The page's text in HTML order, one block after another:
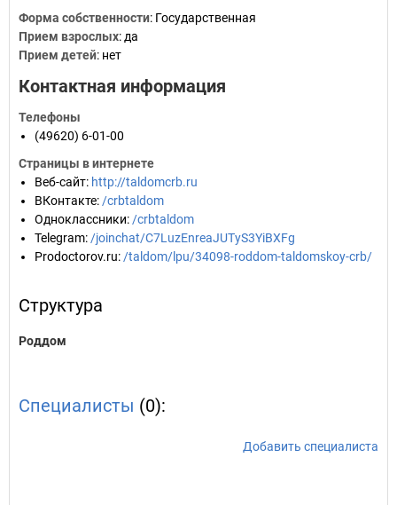
Форма собственности: Государственная
Прием взрослых: да
Прием детей: нет
Контактная информация
Телефоны
(49620) 6-01-00
Страницы в интернете
Веб-сайт: http://taldomcrb.ru
ВКонтакте: /crbtaldom
Одноклассники: /crbtaldom
Telegram: /joinchat/C7LuzEnreaJUTyS3YiBXFg
Prodoctorov.ru: /taldom/lpu/34098-roddom-taldomskoy-crb/
Структура
Роддом
Специалисты (0):
Добавить специалиста